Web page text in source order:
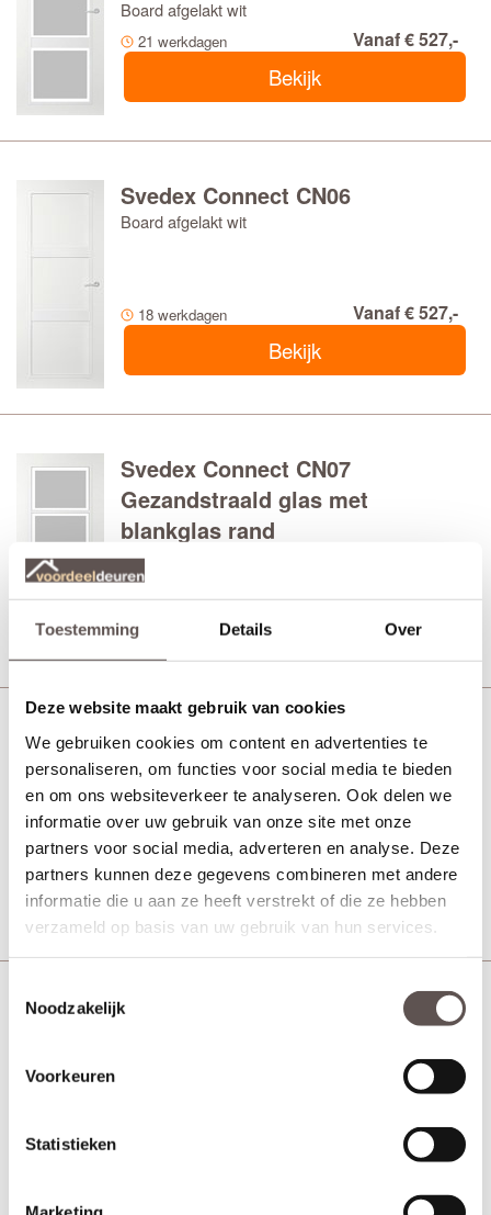
Toestemming Details Over
Deze website maakt gebruik van cookies
We gebruiken cookies om content en advertenties te
personaliseren, om functies voor social media te bieden
en om ons websiteverkeer te analyseren. Ook delen we
informatie over uw gebruik van onze site met onze
partners voor social media, adverteren en analyse. Deze
partners kunnen deze gegevens combineren met andere
informatie die u aan ze heeft verstrekt of die ze hebben
verzameld op basis van uw gebruik van hun services.
Noodzakelijk
Voorkeuren
Statistieken
Board afgelakt wit
21 werkdagen Vanaf € 527,-
Bekijk
Svedex Connect CN06
Board afgelakt wit
18 werkdagen Vanaf € 527,-
Bekijk
Svedex Connect CN07
Gezandstraald glas met
blankglas rand
Board afgelakt wit
21 werkdagen
Bekijk
Svedex Connect CN07 Satijnglas
Board afgelakt wit
21 werkdagen Vanaf € 527,-
Bekijk
Svedex Connect CN07 Blankglas
Vanaf € 527,-